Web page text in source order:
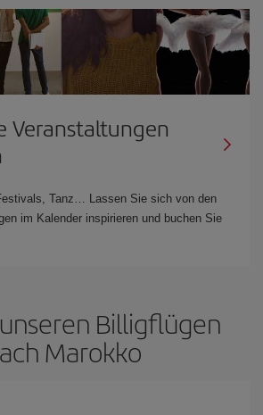
Veranstaltungen
Tanz… Lassen Sie sich von den
im Kalender inspirieren und buchen Sie
Billigflügen
Marokko